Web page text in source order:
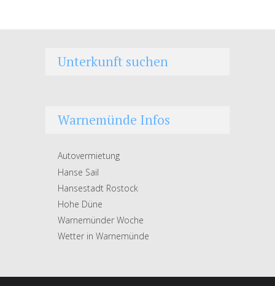
Unterkunft suchen
Warnemünde Infos
Autovermietung
Hanse Sail
Hansestadt Rostock
Hohe Düne
Warnemünder Woche
Wetter in Warnemünde